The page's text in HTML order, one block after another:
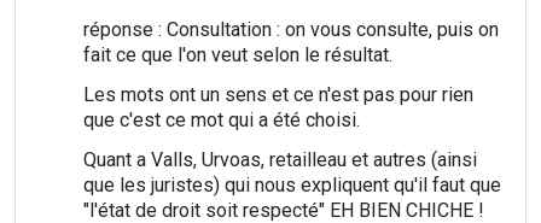
réponse : Consultation : on vous consulte, puis on
fait ce que l'on veut selon le résultat.
Les mots ont un sens et ce n'est pas pour rien
que c'est ce mot qui a été choisi.
Quant a Valls, Urvoas, retailleau et autres (ainsi
que les juristes) qui nous expliquent qu'il faut que
"l'état de droit soit respecté" EH BIEN CHICHE !